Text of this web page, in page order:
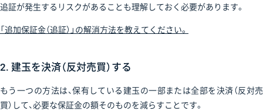
追証が発生するリスクがあることも理解しておく必要があります。
「追加保証金（追証）」の解消方法を教えてください。
2. 建玉を決済（反対売買）する
もう一つの方法は、保有している建玉の一部または全部を決済（反対売
買）して、必要な保証金の額そのものを減らすことです。